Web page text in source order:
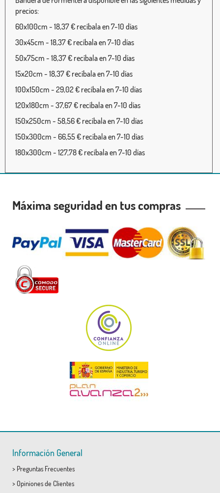
precios:
60x100cm - 18,37 € recíbala en 7-10 días
30x45cm - 18,37 € recíbala en 7-10 días
50x75cm - 18,37 € recíbala en 7-10 días
15x20cm - 18,37 € recíbala en 7-10 días
100x150cm - 29,02 € recíbala en 7-10 días
120x180cm - 37,67 € recíbala en 7-10 días
150x250cm - 58,56 € recíbala en 7-10 días
150x300cm - 66,55 € recíbala en 7-10 días
180x300cm - 127,78 € recíbala en 7-10 días
Máxima seguridad en tus compras
Información General
> Preguntas Frecuentes
> Opiniones de Clientes